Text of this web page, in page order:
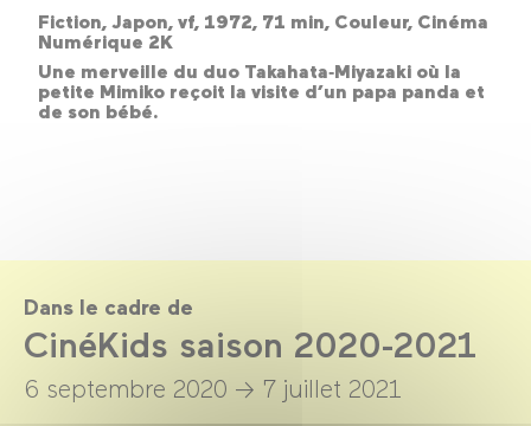
Fiction, Japon, vf, 1972, 71 min, Couleur, Cinéma
Numérique 2K
Une merveille du duo Takahata‑Miyazaki où la
petite Mimiko reçoit la visite d’un papa panda et
de son bébé.
Dans le cadre de
CinéKids saison 2020-2021
6 septembre 2020 → 7 juillet 2021